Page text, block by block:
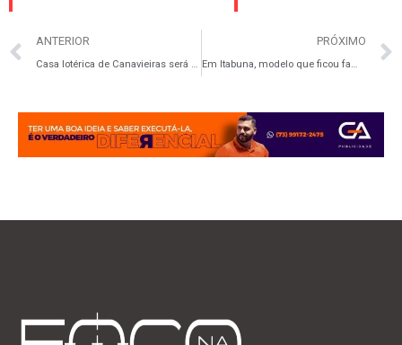
ANTERIOR PRÓXIMO